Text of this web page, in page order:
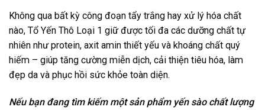
Không qua bất kỳ công đoạn tẩy trắng hay xử lý hóa chất
nào, Tổ Yến Thô Loại 1 giữ được tối đa các dưỡng chất tự
nhiên như protein, axit amin thiết yếu và khoáng chất quý
hiếm – giúp tăng cường miễn dịch, cải thiện tiêu hóa, làm
đẹp da và phục hồi sức khỏe toàn diện.
Nếu bạn đang tìm kiếm một sản phẩm yến sào chất lượng